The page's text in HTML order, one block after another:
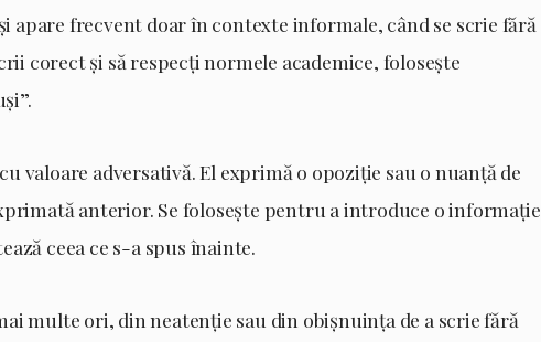
apare frecvent doar în contexte informale, când se scrie fără
corect și să respecți normele academice, folosește
valoare adversativă. El exprimă o opoziție sau o nuanță de
anterior. Se folosește pentru a introduce o informație
ceea ce s-a spus înainte.
multe ori, din neatenție sau din obișnuința de a scrie fără